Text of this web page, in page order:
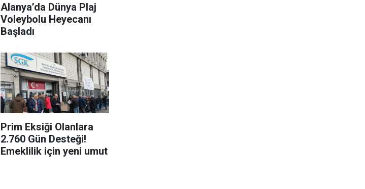
Alanya’da Dünya Plaj
Voleybolu Heyecanı
Başladı
Prim Eksiği Olanlara
2.760 Gün Desteği!
Emeklilik için yeni umut